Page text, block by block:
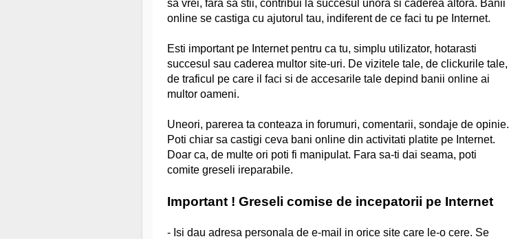
sa vrei, fara sa stii, contribui la succesul unora si caderea altora. Banii
online se castiga cu ajutorul tau, indiferent de ce faci tu pe Internet.
Esti important pe Internet pentru ca tu, simplu utilizator, hotarasti
succesul sau caderea multor site-uri. De vizitele tale, de clickurile tale,
de traficul pe care il faci si de accesarile tale depind banii online ai
multor oameni.
Uneori, parerea ta conteaza in forumuri, comentarii, sondaje de opinie.
Poti chiar sa castigi ceva bani online din activitati platite pe Internet.
Doar ca, de multe ori poti fi manipulat. Fara sa-ti dai seama, poti
comite greseli ireparabile.
Important ! Greseli comise de incepatorii pe Internet
- Isi dau adresa personala de e-mail in orice site care le-o cere. Se